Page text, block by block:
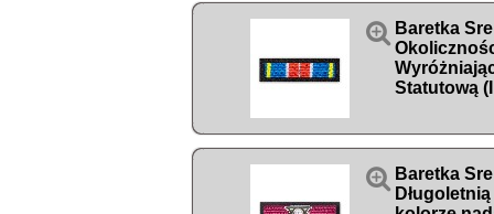
 Baretka
Statutową
 Baretka